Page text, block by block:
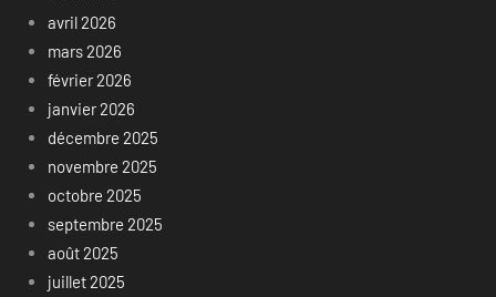
avril 2026
mars 2026
février 2026
janvier 2026
décembre 2025
novembre 2025
octobre 2025
septembre 2025
août 2025
juillet 2025